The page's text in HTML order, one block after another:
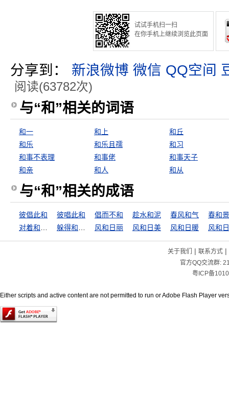
试试手机扫一扫
在你手机上继续浏览此页面
分享到： 新浪微博 微信 QQ空间
阅读(63782次)
与“和”相关的词语
和一 和上
和丘
和乐
和乐且孺
和习
和事不表理
和事佬
和事天子
和亲
和人 和从
与“和”相关的成语
彼倡此和 彼唱此和 倡而不和 趁水和泥 春风和气
春和
风和日丽 风和日美 风和日暖 风和
关于我们 | 联系方式|
官方QQ交流群:
粤ICP备
Either scripts and active content are not permitted to run or Adobe Flash Player